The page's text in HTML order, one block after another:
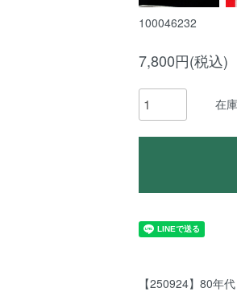
100046232
7,800円(税込)
在
【250924】80年